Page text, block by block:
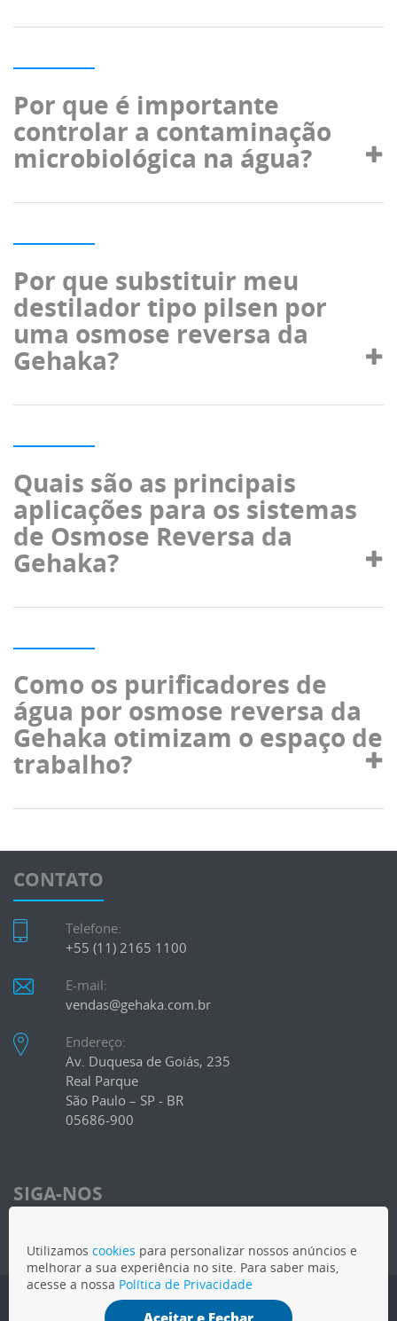
Por que é importante
controlar a contaminação
microbiológica na água?
Por que substituir meu
destilador tipo pilsen por
uma osmose reversa da
Gehaka?
Quais são as principais
aplicações para os sistemas
de Osmose Reversa da
Gehaka?
Como os purificadores de
água por osmose reversa da
Gehaka otimizam o espaço de
trabalho?
Utilizamos cookies para personalizar nossos anúncios e
melhorar a sua experiência no site. Para saber mais,
acesse a nossa Política de Privacidade
CONTATO
Telefone:
+55 (11) 2165 1100
E-mail:
vendas@gehaka.com.br
Endereço:
Av. Duquesa de Goiás, 235
Real Parque
São Paulo – SP - BR
05686-900
SIGA-NOS
COPYRIGHT 2026 - Gehaka - Todos os direitos reservados